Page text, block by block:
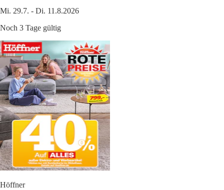
Mi. 29.7. - Di. 11.8.2026
Noch 3 Tage gültig
Höffner